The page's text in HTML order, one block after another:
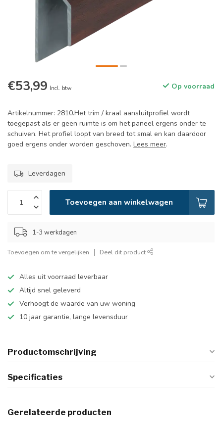
€53,99 Incl. btw Op voorraad
Artikelnummer: 2810.Het trim / kraal aansluitprofiel wordt
toegepast als er geen ruimte is om het paneel ergens onder te
schuiven. Het profiel loopt van breed tot smal en kan daardoor
goed ergens onder worden geschoven. Lees meer.
Leverdagen
Toevoegen aan winkelwagen
1-3 werkdagen
Toevoegen om te vergelijken Deel dit product
Alles uit voorraad leverbaar
Altijd snel geleverd
Verhoogt de waarde van uw woning
10 jaar garantie, lange levensduur
Productomschrijving
Specificaties
Gerelateerde producten